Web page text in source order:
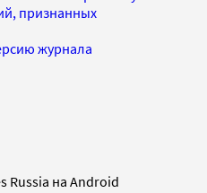
признанных
журнала
Russia на Android